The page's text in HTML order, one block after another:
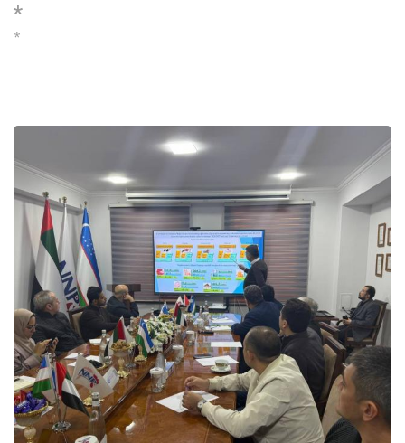
*
*